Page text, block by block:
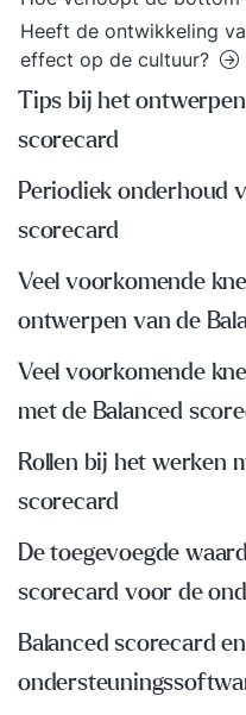
Heeft de ontwikkeling
effect op de cultuur?
Tips bij het
scorecard
Periodiek onderhoud
scorecard
Veel voorkomende
ontwerpen van de
Veel voorkomende
met de Balanced
Rollen bij het werken
scorecard
De toegevoegde
scorecard voor de
Balanced scorecard en